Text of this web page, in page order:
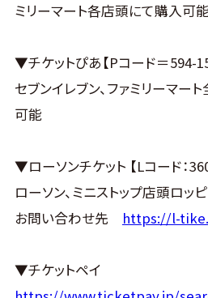
ミリーマート各店頭にて購入可
▼チケットぴあ【Pコード＝594-
セブンイレブン、ファミリーマー
可能
▼ローソンチケット 【Lコード：
ローソン、ミニストップ店頭ロ
お問い合わせ先 https://l-
▼チケットペイ